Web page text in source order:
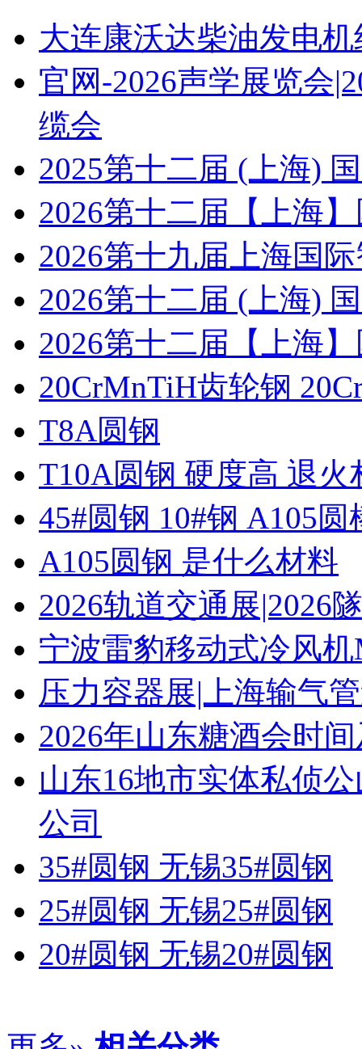
大连康沃达柴油发电机
官网-2026声学展览会
缆会
2025第十二届 (上海)
2026第十二届【上海
2026第十九届上海国
2026第十二届 (上海)
2026第十二届【上海
20CrMnTiH齿轮钢
T8A圆钢
T10A圆钢 硬度高 退火
45#圆钢 10#钢 A105圆
A105圆钢 是什么材料
2026轨道交通展|2026
宁波雷豹移动式冷风
压力容器展|上海输气
2026年山东糖酒会时
山东16地市实体私侦
公司
35#圆钢 无锡35#圆钢
25#圆钢 无锡25#圆钢
20#圆钢 无锡20#圆钢